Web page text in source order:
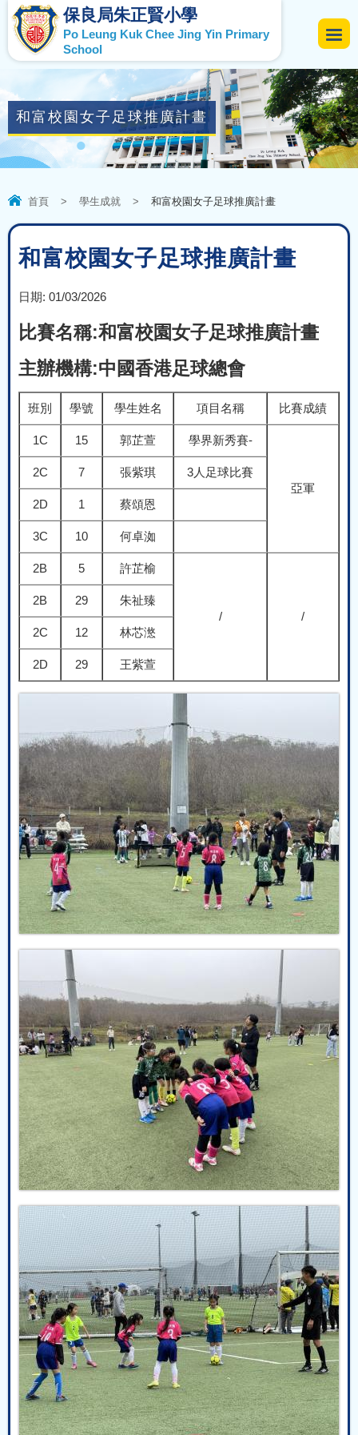
保良局朱正賢小學
Po Leung Kuk Chee Jing Yin Primary
School
和富校園女子足球推廣計畫
首頁 > 學生成就 > 和富校園女子足球推廣計畫
和富校園女子足球推廣計畫
日期: 01/03/2026
比賽名稱:和富校園女子足球推廣計畫
主辦機構:中國香港足球總會
班別 學號 學生姓名 項目名稱 比賽成績
1C 15 郭芷萱 學界新秀賽-
亞軍
2C 7 張紫琪 3人足球比賽
2D 1 蔡頌恩
3C 10 何卓洳
2B 5 許芷榆
/ /
2B 29 朱祉臻
2C 12 林芯滺
2D 29 王紫萱